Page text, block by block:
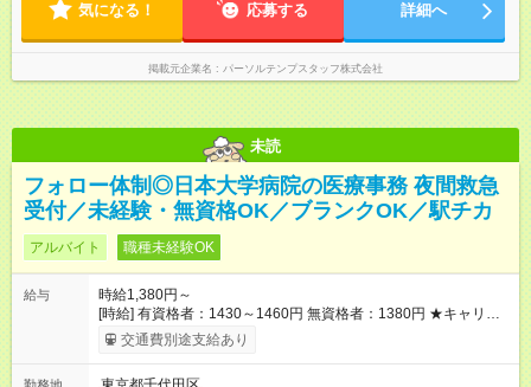
気になる！ 応募する 詳細へ
掲載元企業名 パーソルテンプスタッフ株式会社
未読
フォロー体制◎日本大学病院の医療事務 夜間救急
受付／未経験・無資格OK／ブランクOK／駅チカ
アルバイト 職種未経験OK
給与
時給1,380円～
[時給] 有資格者：1430～1460円 無資格者：1380円 ★キャリア
アップ制度あり 進級により給与がアップします！ 【試用期間】
試用期間あり 試用期間の長さ：3ヶ月 雇用形態、給与は本採用
交通費別途支給あり